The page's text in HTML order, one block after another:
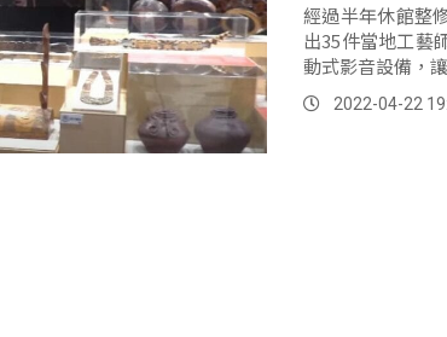
經過半年休館整
出35件當地工藝
動式影音設備，
2022-04-22